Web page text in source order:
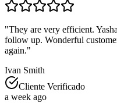
"They are very efficient.
follow up. Wonderful
again."
Ivan Smith
Cliente Verificado
a week ago